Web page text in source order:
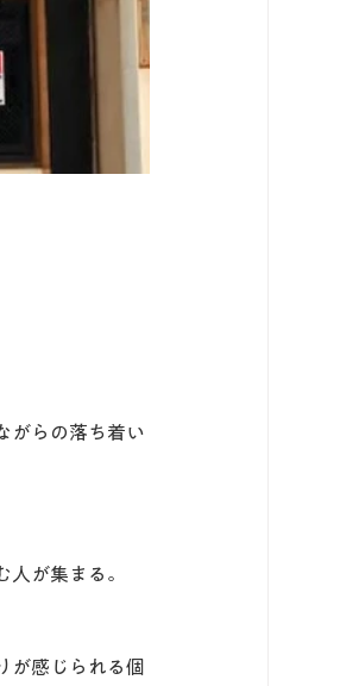
がらの落ち着い
が集まる。
が感じられる個